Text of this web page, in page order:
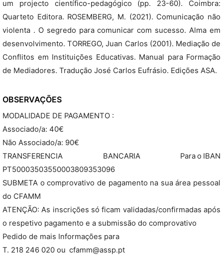
um projecto científico-pedagógico (pp. 23-60). Coimbra:
Quarteto Editora. ROSEMBERG, M. (2021). Comunicação não
violenta . O segredo para comunicar com sucesso. Alma em
desenvolvimento. TORREGO, Juan Carlos (2001). Mediação de
Conflitos em Instituições Educativas. Manual para Formação
de Mediadores. Tradução José Carlos Eufrásio. Edições ASA.
OBSERVAÇÕES
MODALIDADE DE PAGAMENTO :
Associado/a: 40€
Não Associado/a: 90€
TRANSFERENCIA BANCARIA Para o IBAN
PT50003503550003809353096
SUBMETA o comprovativo de pagamento na sua área pessoal
do CFAMM
ATENÇÃO: As inscrições só ficam validadas/confirmadas após
o respetivo pagamento e a submissão do comprovativo
Pedido de mais Informações para
T. 218 246 020 ou cfamm@assp.pt